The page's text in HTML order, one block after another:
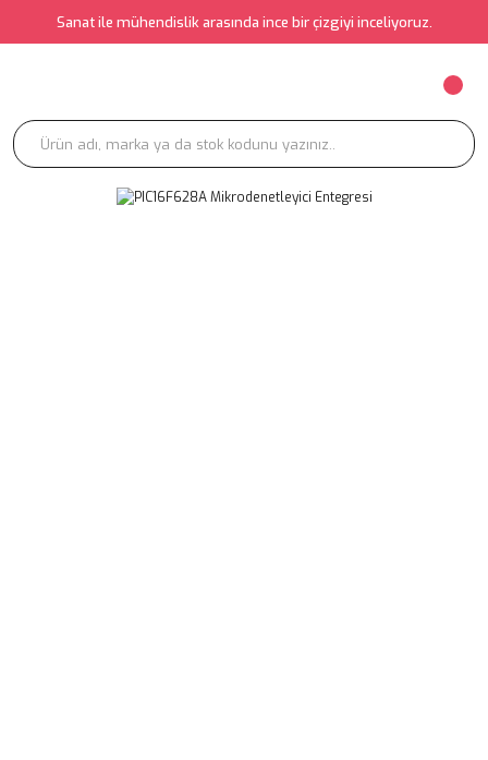
Sanat ile mühendislik arasında ince bir çizgiyi inceliyoruz.